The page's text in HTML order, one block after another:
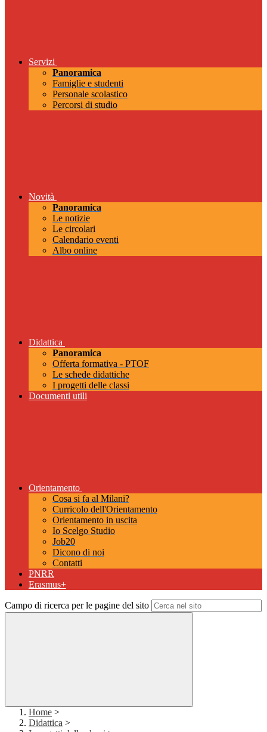
Servizi
Panoramica
Famiglie e studenti
Personale scolastico
Percorsi di studio
Novità
Panoramica
Le notizie
Le circolari
Calendario eventi
Albo online
Didattica
Panoramica
Offerta formativa - PTOF
Le schede didattiche
I progetti delle classi
Documenti utili
Orientamento
Cosa si fa al Milani?
Curricolo dell'Orientamento
Orientamento in uscita
Io Scelgo Studio
Job20
Dicono di noi
Contatti
PNRR
Erasmus+
Campo di ricerca per le pagine del sito
Home >
Didattica >